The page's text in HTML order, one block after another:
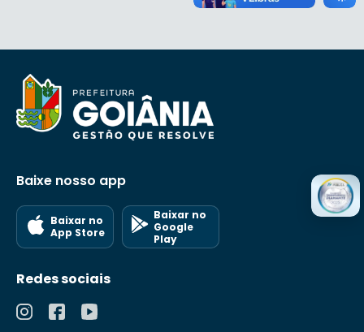
Baixe nosso app
Baixar no
App Store
Baixar no
Google
Play
Redes sociais